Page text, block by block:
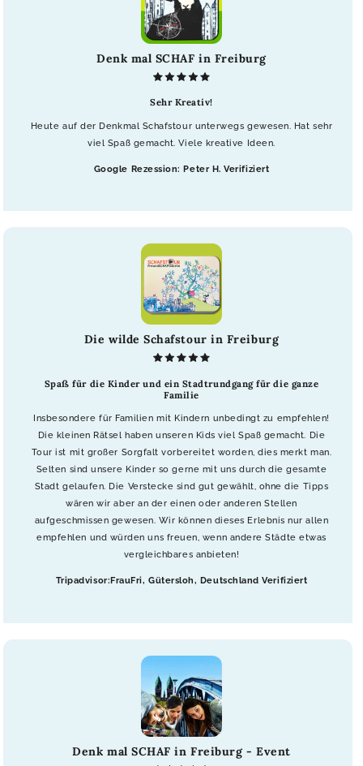
Denk mal SCHAF in Freiburg
Sehr Kreativ!
Heute auf der Denkmal Schafstour unterwegs gewesen. Hat sehr
viel Spaß gemacht. Viele kreative Ideen.
Google Rezession: Peter H. Verifiziert
Die wilde Schafstour in Freiburg
Spaß für die Kinder und ein Stadtrundgang für die ganze
Familie
Insbesondere für Familien mit Kindern unbedingt zu empfehlen!
Die kleinen Rätsel haben unseren Kids viel Spaß gemacht. Die
Tour ist mit großer Sorgfalt vorbereitet worden, dies merkt man.
Selten sind unsere Kinder so gerne mit uns durch die gesamte
Stadt gelaufen. Die Verstecke sind gut gewählt, ohne die Tipps
wären wir aber an der einen oder anderen Stellen
aufgeschmissen gewesen. Wir können dieses Erlebnis nur allen
empfehlen und würden uns freuen, wenn andere Städte etwas
vergleichbares anbieten!
Tripadvisor:FrauFri, Gütersloh, Deutschland Verifiziert
Denk mal SCHAF in Freiburg - Event